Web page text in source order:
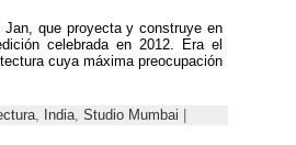
Jan, que proyecta y construye en
celebrada en2012.
Era el
cuya máxima preocupación
India Studio Mumbai |